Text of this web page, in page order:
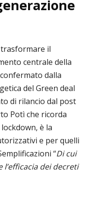
il
centrale della
dalla
del Green deal
di rilancio dal post
Potì che ricorda
è la
e per quelli
“Di cui
dei decreti